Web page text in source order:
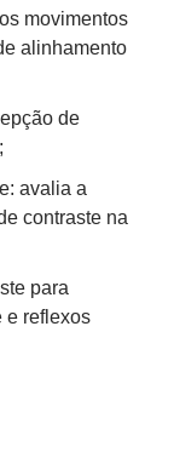
movimentos
alinhamento
de
avalia a
contraste na
para
e reflexos